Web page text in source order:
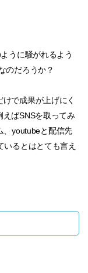
うに騒がれるよう
のだろうか？
で成果が上げにく
えばSNSを取ってみ
、youtubeと配信先
るとはとても言え